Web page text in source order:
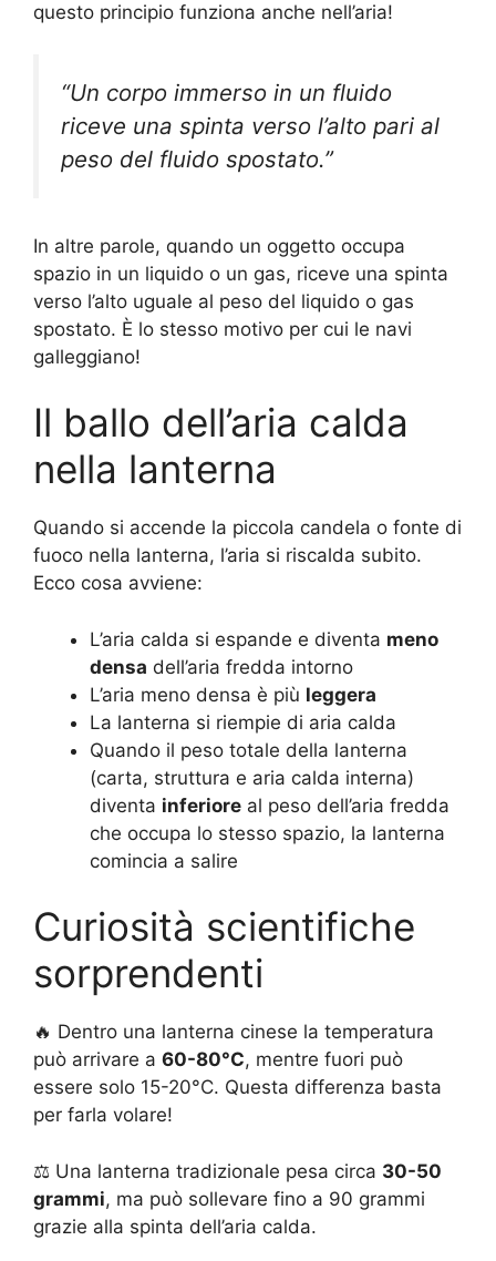
questo principio funziona anche nell’aria!
“Un corpo immerso in un fluido
riceve una spinta verso l’alto pari al
peso del fluido spostato.”
In altre parole, quando un oggetto occupa
spazio in un liquido o un gas, riceve una spinta
verso l’alto uguale al peso del liquido o gas
spostato. È lo stesso motivo per cui le navi
galleggiano!
Il ballo dell’aria calda
nella lanterna
Quando si accende la piccola candela o fonte di
fuoco nella lanterna, l’aria si riscalda subito.
Ecco cosa avviene:
L’aria calda si espande e diventa meno
densa dell’aria fredda intorno
L’aria meno densa è più leggera
La lanterna si riempie di aria calda
Quando il peso totale della lanterna
(carta, struttura e aria calda interna)
diventa inferiore al peso dell’aria fredda
che occupa lo stesso spazio, la lanterna
comincia a salire
Curiosità scientifiche
sorprendenti
🔥 Dentro una lanterna cinese la temperatura
può arrivare a 60-80°C, mentre fuori può
essere solo 15-20°C. Questa differenza basta
per farla volare!
⚖️ Una lanterna tradizionale pesa circa 30-50
grammi, ma può sollevare fino a 90 grammi
grazie alla spinta dell’aria calda.